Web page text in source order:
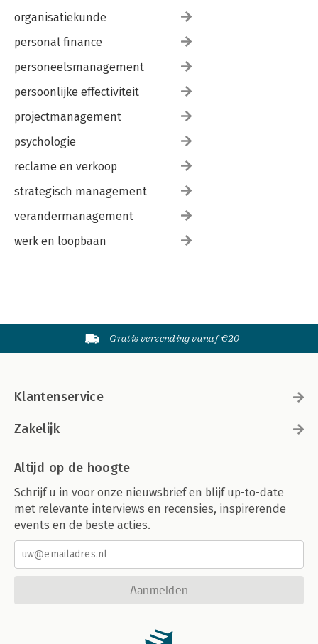
organisatiekunde
personal finance
personeelsmanagement
persoonlijke effectiviteit
projectmanagement
psychologie
reclame en verkoop
strategisch management
verandermanagement
werk en loopbaan
Gratis verzending vanaf €20
Klantenservice
Zakelijk
Altijd op de hoogte
Schrijf u in voor onze nieuwsbrief en blijf up-to-date
met relevante interviews en recensies, inspirerende
events en de beste acties.
Aanmelden